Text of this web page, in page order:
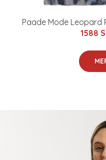
Paade Mode Leopard
1588